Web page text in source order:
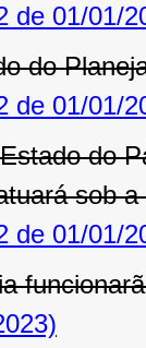
de 01/01/
do
de 01/01/
do
sob
de 01/01/